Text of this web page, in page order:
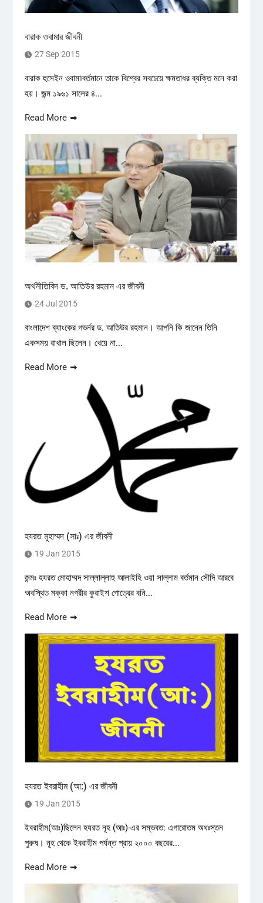
বারাক ওবামার জীবনী
27 Sep 2015
বারাক হুসেইন ওবামা৷বর্তমানে তাকে বিশ্বের সবচেয়ে ক্ষমতাধর ব্যক্তি মনে করা
হয়। জন্ম ১৯৬১ সালের ৪...
Read More
অর্থনীতিবিদ ড. আতিউর রহমান এর জীবনী
24 Jul 2015
বাংলাদেশ ব্যাংকের গভর্নর ড. আতিউর রহমান। আপনি কি জানেন তিনি
একসময় রাখাল ছিলেন। খেয়ে না...
Read More
হযরত মুহাম্মদ (সাঃ) এর জীবনী
19 Jan 2015
জন্মঃ হযরত মোহাম্মদ সাল্লাল্লাহু আলাইহি ওয়া সাল্লাম বর্তমান সৌদি আরবে
অবস্থিত মক্কা নগরীর কুরাইশ গোত্রের বনি...
Read More
হযরত ইবরাহীম (আ:) এর জীবনী
19 Jan 2015
ইবরাহীম(আঃ)ছিলেন হযরত নূহ (আঃ)-এর সম্ভবত: এগারোতম অধঃস্তন
পুরুষ। নূহ থেকে ইবরাহীম পর্যন্ত প্রায় ২০০০ বছরের...
Read More